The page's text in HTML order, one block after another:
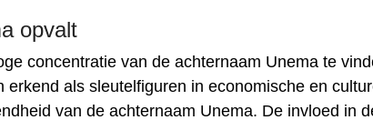
opvalt
concentratie van de achternaam Unema te
als sleutelfiguren in economische en
van de achternaam Unema. De invloed in